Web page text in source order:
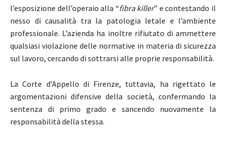
l’esposizione dell’operaio alla “fibra killer” e contestando il
nesso di causalità tra la patologia letale e l’ambiente
professionale. L’azienda ha inoltre rifiutato di ammettere
qualsiasi violazione delle normative in materia di sicurezza
sul lavoro, cercando di sottrarsi alle proprie responsabilità.
La Corte d’Appello di Firenze, tuttavia, ha rigettato le
argomentazioni difensive della società, confermando la
sentenza di primo grado e sancendo nuovamente la
responsabilità della stessa.